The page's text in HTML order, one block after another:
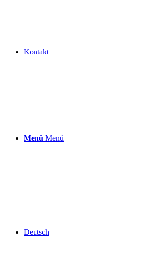
Kontakt
Menü Menü
Deutsch